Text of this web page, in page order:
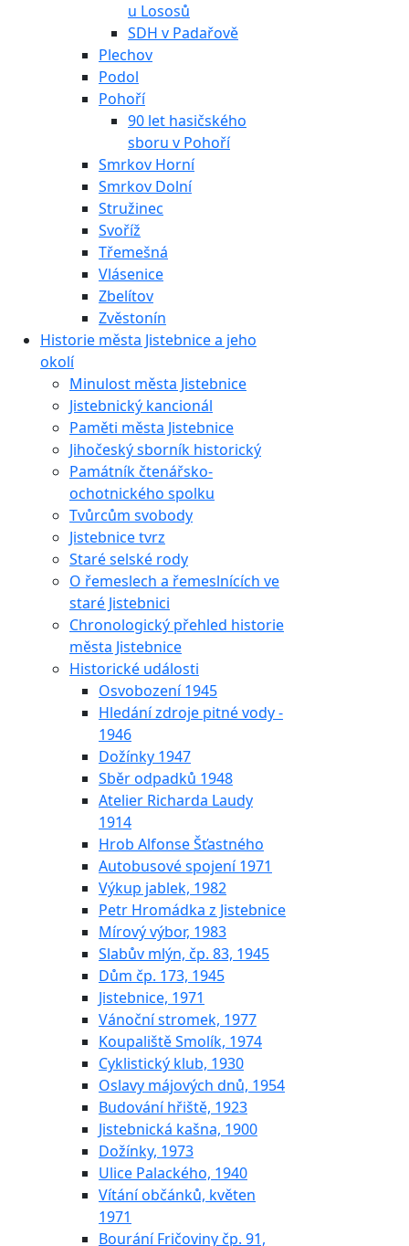
u Lososů
SDH v Padařově
Plechov
Podol
Pohoří
90 let hasičského
sboru v Pohoří
Smrkov Horní
Smrkov Dolní
Stružinec
Svoříž
Třemešná
Vlásenice
Zbelítov
Zvěstonín
Historie města Jistebnice a jeho
okolí
Minulost města Jistebnice
Jistebnický kancionál
Paměti města Jistebnice
Jihočeský sborník historický
Památník čtenářsko-
ochotnického spolku
Tvůrcům svobody
Jistebnice tvrz
Staré selské rody
O řemeslech a řemeslnících ve
staré Jistebnici
Chronologický přehled historie
města Jistebnice
Historické události
Osvobození 1945
Hledání zdroje pitné vody -
1946
Dožínky 1947
Sběr odpadků 1948
Atelier Richarda Laudy
1914
Hrob Alfonse Šťastného
Autobusové spojení 1971
Výkup jablek, 1982
Petr Hromádka z Jistebnice
Mírový výbor, 1983
Slabův mlýn, čp. 83, 1945
Dům čp. 173, 1945
Jistebnice, 1971
Vánoční stromek, 1977
Koupaliště Smolík, 1974
Cyklistický klub, 1930
Oslavy májových dnů, 1954
Budování hřiště, 1923
Jistebnická kašna, 1900
Dožínky, 1973
Ulice Palackého, 1940
Vítání občánků, květen
1971
Bourání Fričoviny čp. 91,